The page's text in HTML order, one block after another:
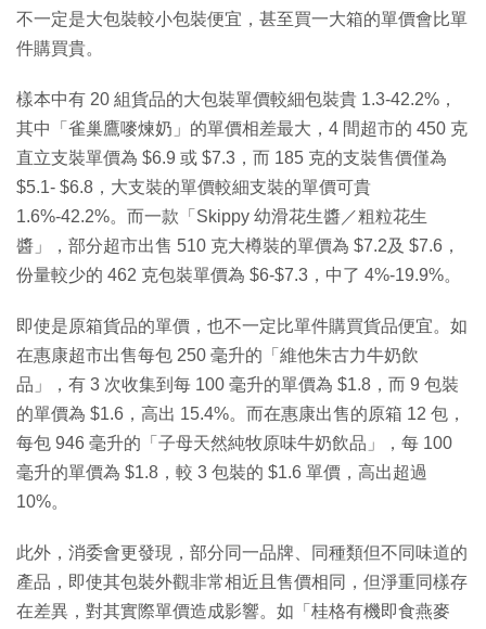
不一定是大包裝較小包裝便宜，甚至買一大箱的單價會比單
件購買貴。
樣本中有 20 組貨品的大包裝單價較細包裝貴 1.3-42.2%，
其中「雀巢鷹嘜煉奶」的單價相差最大，4 間超市的 450 克
直立支裝單價為 $6.9 或 $7.3，而 185 克的支裝售價僅為
$5.1- $6.8，大支裝的單價較細支裝的單價可貴
1.6%-42.2%。而一款「Skippy 幼滑花生醬／粗粒花生
醬」，部分超市出售 510 克大樽裝的單價為 $7.2及 $7.6，
份量較少的 462 克包裝單價為 $6-$7.3，中了 4%-19.9%。
即使是原箱貨品的單價，也不一定比單件購買貨品便宜。如
在惠康超市出售每包 250 毫升的「維他朱古力牛奶飲
品」，有 3 次收集到每 100 毫升的單價為 $1.8，而 9 包裝
的單價為 $1.6，高出 15.4%。而在惠康出售的原箱 12 包，
每包 946 毫升的「子母天然純牧原味牛奶飲品」，每 100
毫升的單價為 $1.8，較 3 包裝的 $1.6 單價，高出超過
10%。
此外，消委會更發現，部分同一品牌、同種類但不同味道的
產品，即使其包裝外觀非常相近且售價相同，但淨重同樣存
在差異，對其實際單價造成影響。如「桂格有機即食燕麥